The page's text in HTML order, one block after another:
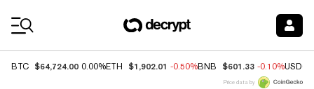
BTC $64,724.00 0.00%ETH $1,902.01 -0.50%BNB $601.33 -0.10%USDC
Price data by